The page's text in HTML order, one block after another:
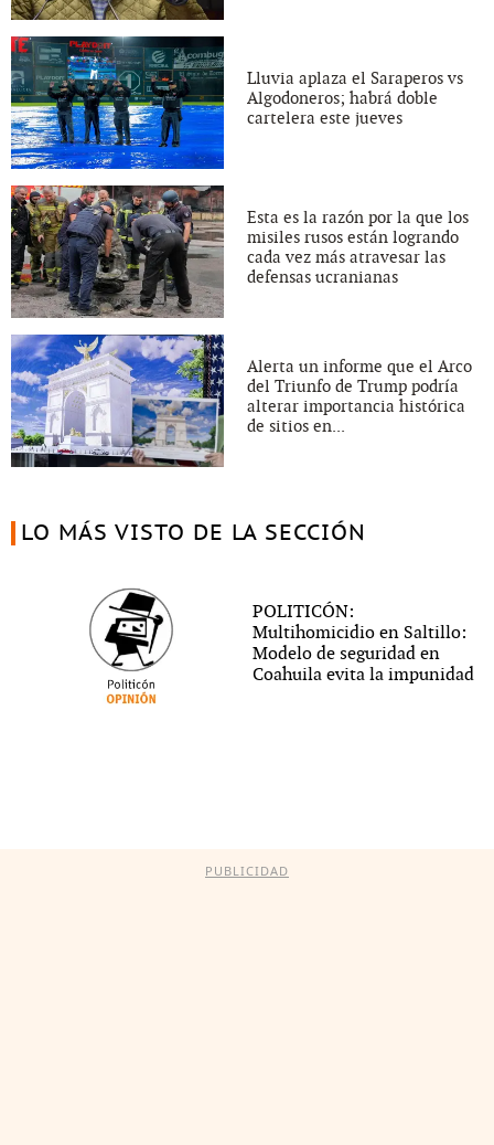
Lluvia aplaza el Saraperos vs
Algodoneros; habrá doble
cartelera este jueves
Esta es la razón por la que los
misiles rusos están logrando
cada vez más atravesar las
defensas ucranianas
Alerta un informe que el Arco
del Triunfo de Trump podría
alterar importancia histórica
de sitios en...
LO MÁS VISTO DE LA SECCIÓN
POLITICÓN:
Multihomicidio en Saltillo:
Modelo de seguridad en
Coahuila evita la impunidad
PUBLICIDAD